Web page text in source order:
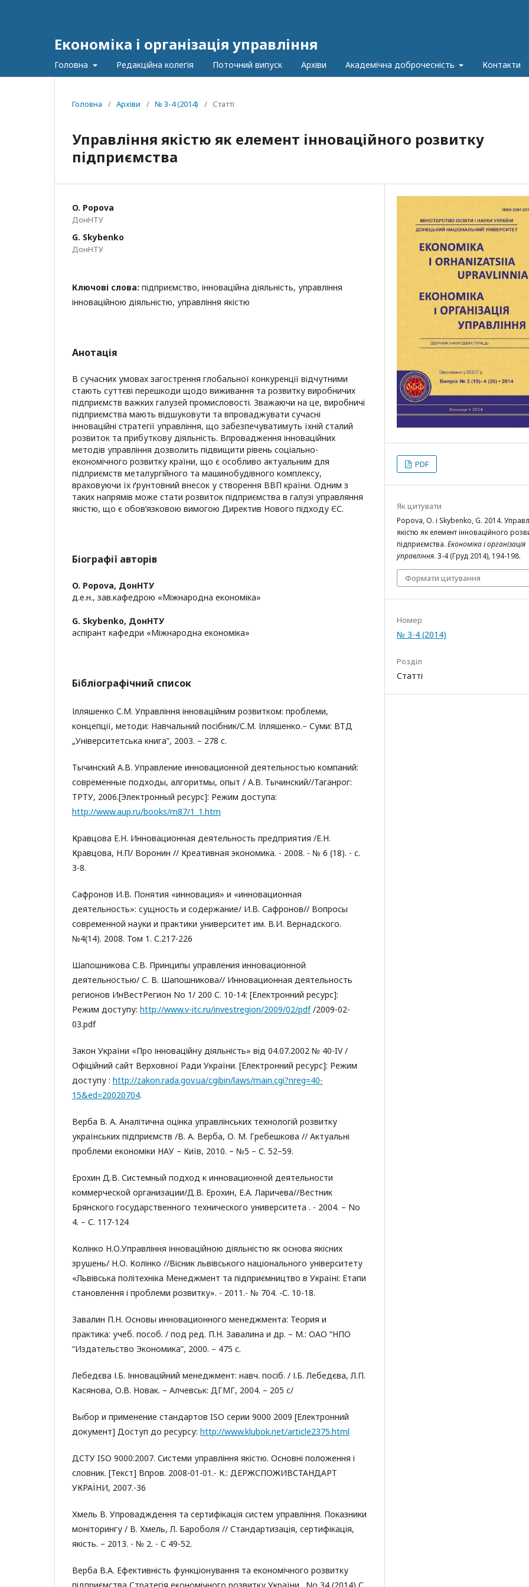
Економіка і організація управління
Головна Редакційна колегія Поточний випуск Архіви Академічна доброчесність Контакти
Головна / Архіви / № 3-4 (2014) / Статті
Управління якістю як елемент інноваційного розвитку
підприємства
O. Popova
ДонНТУ
G. Skybenko
ДонНТУ
Ключові слова: підприємство, інноваційна діяльність, управління
інноваційною діяльністю, управління якістю
Анотація
В сучасних умовах загострення глобальної конкуренції відчутними
стають суттєві перешкоди щодо виживання та розвитку виробничих
підприємств важких галузей промисловості. Зважаючи на це, виробничі
підприємства мають відшуковути та впроваджувати сучасні
інноваційні стратегії управління, що забезпечуватимуть їхній сталий
розвиток та прибуткову діяльність. Впровадження інноваційних
методів управління дозволить підвищити рівень соціально-
економічного розвитку країни, що є особливо актуальним для
підприємств металургійного та машинобудівного комплексу,
враховуючи їх ґрунтовний внесок у створення ВВП країни. Одним з
таких напрямів може стати розвиток підприємства в галузі управляння
якістю, що є обов’язковою вимогою Директив Нового підходу ЄС.
Біографії авторів
O. Popova, ДонНТУ
д.е.н., зав.кафедрою «Міжнародна економіка»
G. Skybenko, ДонНТУ
аспірант кафедри «Міжнародна економіка»
Бібліографічний список
Ілляшенко С.М. Управління інноваційним розвитком: проблеми,
концепції, методи: Навчальний посібник/С.М. Ілляшенко.– Суми: ВТД
„Університетська книга”, 2003. – 278 с.
Тычинский А.В. Управление инновационной деятельностью компаний:
современные подходы, алгоритмы, опыт / А.В. Тычинский//Таганрог:
ТРТУ, 2006.[Электронный ресурс]: Режим доступа:
http://www.aup.ru/books/m87/1_1.htm
Кравцова Е.Н. Инновационная деятельность предприятия /Е.Н.
Кравцова, Н.П/ Воронин // Креативная экономика. - 2008. - № 6 (18). - c.
3-8.
Сафронов И.В. Понятия «инновация» и «инновационная
деятельность»: сущность и содержание/ И.В. Сафронов// Вопросы
современной науки и практики университет им. В.И. Вернадского.
№4(14). 2008. Том 1. С.217-226
Шапошникова С.В. Принципы управления инновационной
деятельностью/ С. В. Шапошникова// Инновационная деятельность
регионов ИнВестРегион No 1/ 200 С. 10-14: [Електронний ресурс]:
Режим доступу: http://www.v-itc.ru/investregion/2009/02/pdf/2009-02-
03.pdf
Закон України «Про інноваційну діяльність» вiд 04.07.2002 № 40-IV /
Офіційний сайт Верховної Ради України. [Електронний ресурс]: Режим
доступу : http://zakon.rada.gov.ua/cgibin/laws/main.cgi?nreg=40-
15&ed=20020704.
Верба В. А. Аналітична оцінка управлінських технологій розвитку
українських підприємств /В. А. Верба, О. М. Гребешкова // Актуальні
проблеми економіки НАУ – Київ, 2010. – №5 – С. 52–59.
Ерохин Д.В. Системный подход к инновационной деятельности
коммерческой организации/Д.В. Ерохин, Е.А. Ларичева//Вестник
Брянского государственного технического университета . - 2004. – No
4. – С. 117-124
Колінко Н.О.Управління інноваційною діяльністю як основа якісних
зрушень/ Н.О. Колінко //Вісник львівського національного університету
«Львівська політехніка Менеджмент та підприємництво в Україні: Етапи
становлення і проблеми розвитку». - 2011.- № 704. -С. 10-18.
Завалин П.Н. Основы инновационного менеджмента: Теория и
практика: учеб. пособ. / под ред. П.Н. Завалина и др. – М.: ОАО “НПО
“Издательство Экономика”, 2000. – 475 с.
Лебедєва І.Б. Інноваційний менеджмент: навч. посіб. / І.Б. Лебедєва, Л.П.
Касянова, О.В. Новак. – Алчевськ: ДГМГ, 2004. – 205 c/
Выбор и применение стандартов ISO серии 9000 2009 [Електронний
документ] Доступ до ресурсу: http://www.klubok.net/article2375.html
ДСТУ ISO 9000:2007. Системи управління якістю. Основні положення і
словник. [Текст] Впров. 2008-01-01.- К.: ДЕРЖСПОЖИВСТАНДАРТ
УКРАЇНИ, 2007.-36
Хмель В. Упровадждення та сертифікація систем управління. Показники
моніторингу / В. Хмель, Л. Бароболя // Стандартизація, сертифікація,
якість. – 2013. - № 2. - С 49-52.
Верба В.А. Ефективність функціонування та економічного розвитку
PDF
Як цитувати
Popova, O. і Skybenko, G. 2014.
якістю як елемент інноваційного
підприємства. Економіка і організація
управління. 3-4 (Груд 2014), 194-198.
Формати цитування
Номер
№ 3-4 (2014)
Розділ
Статті